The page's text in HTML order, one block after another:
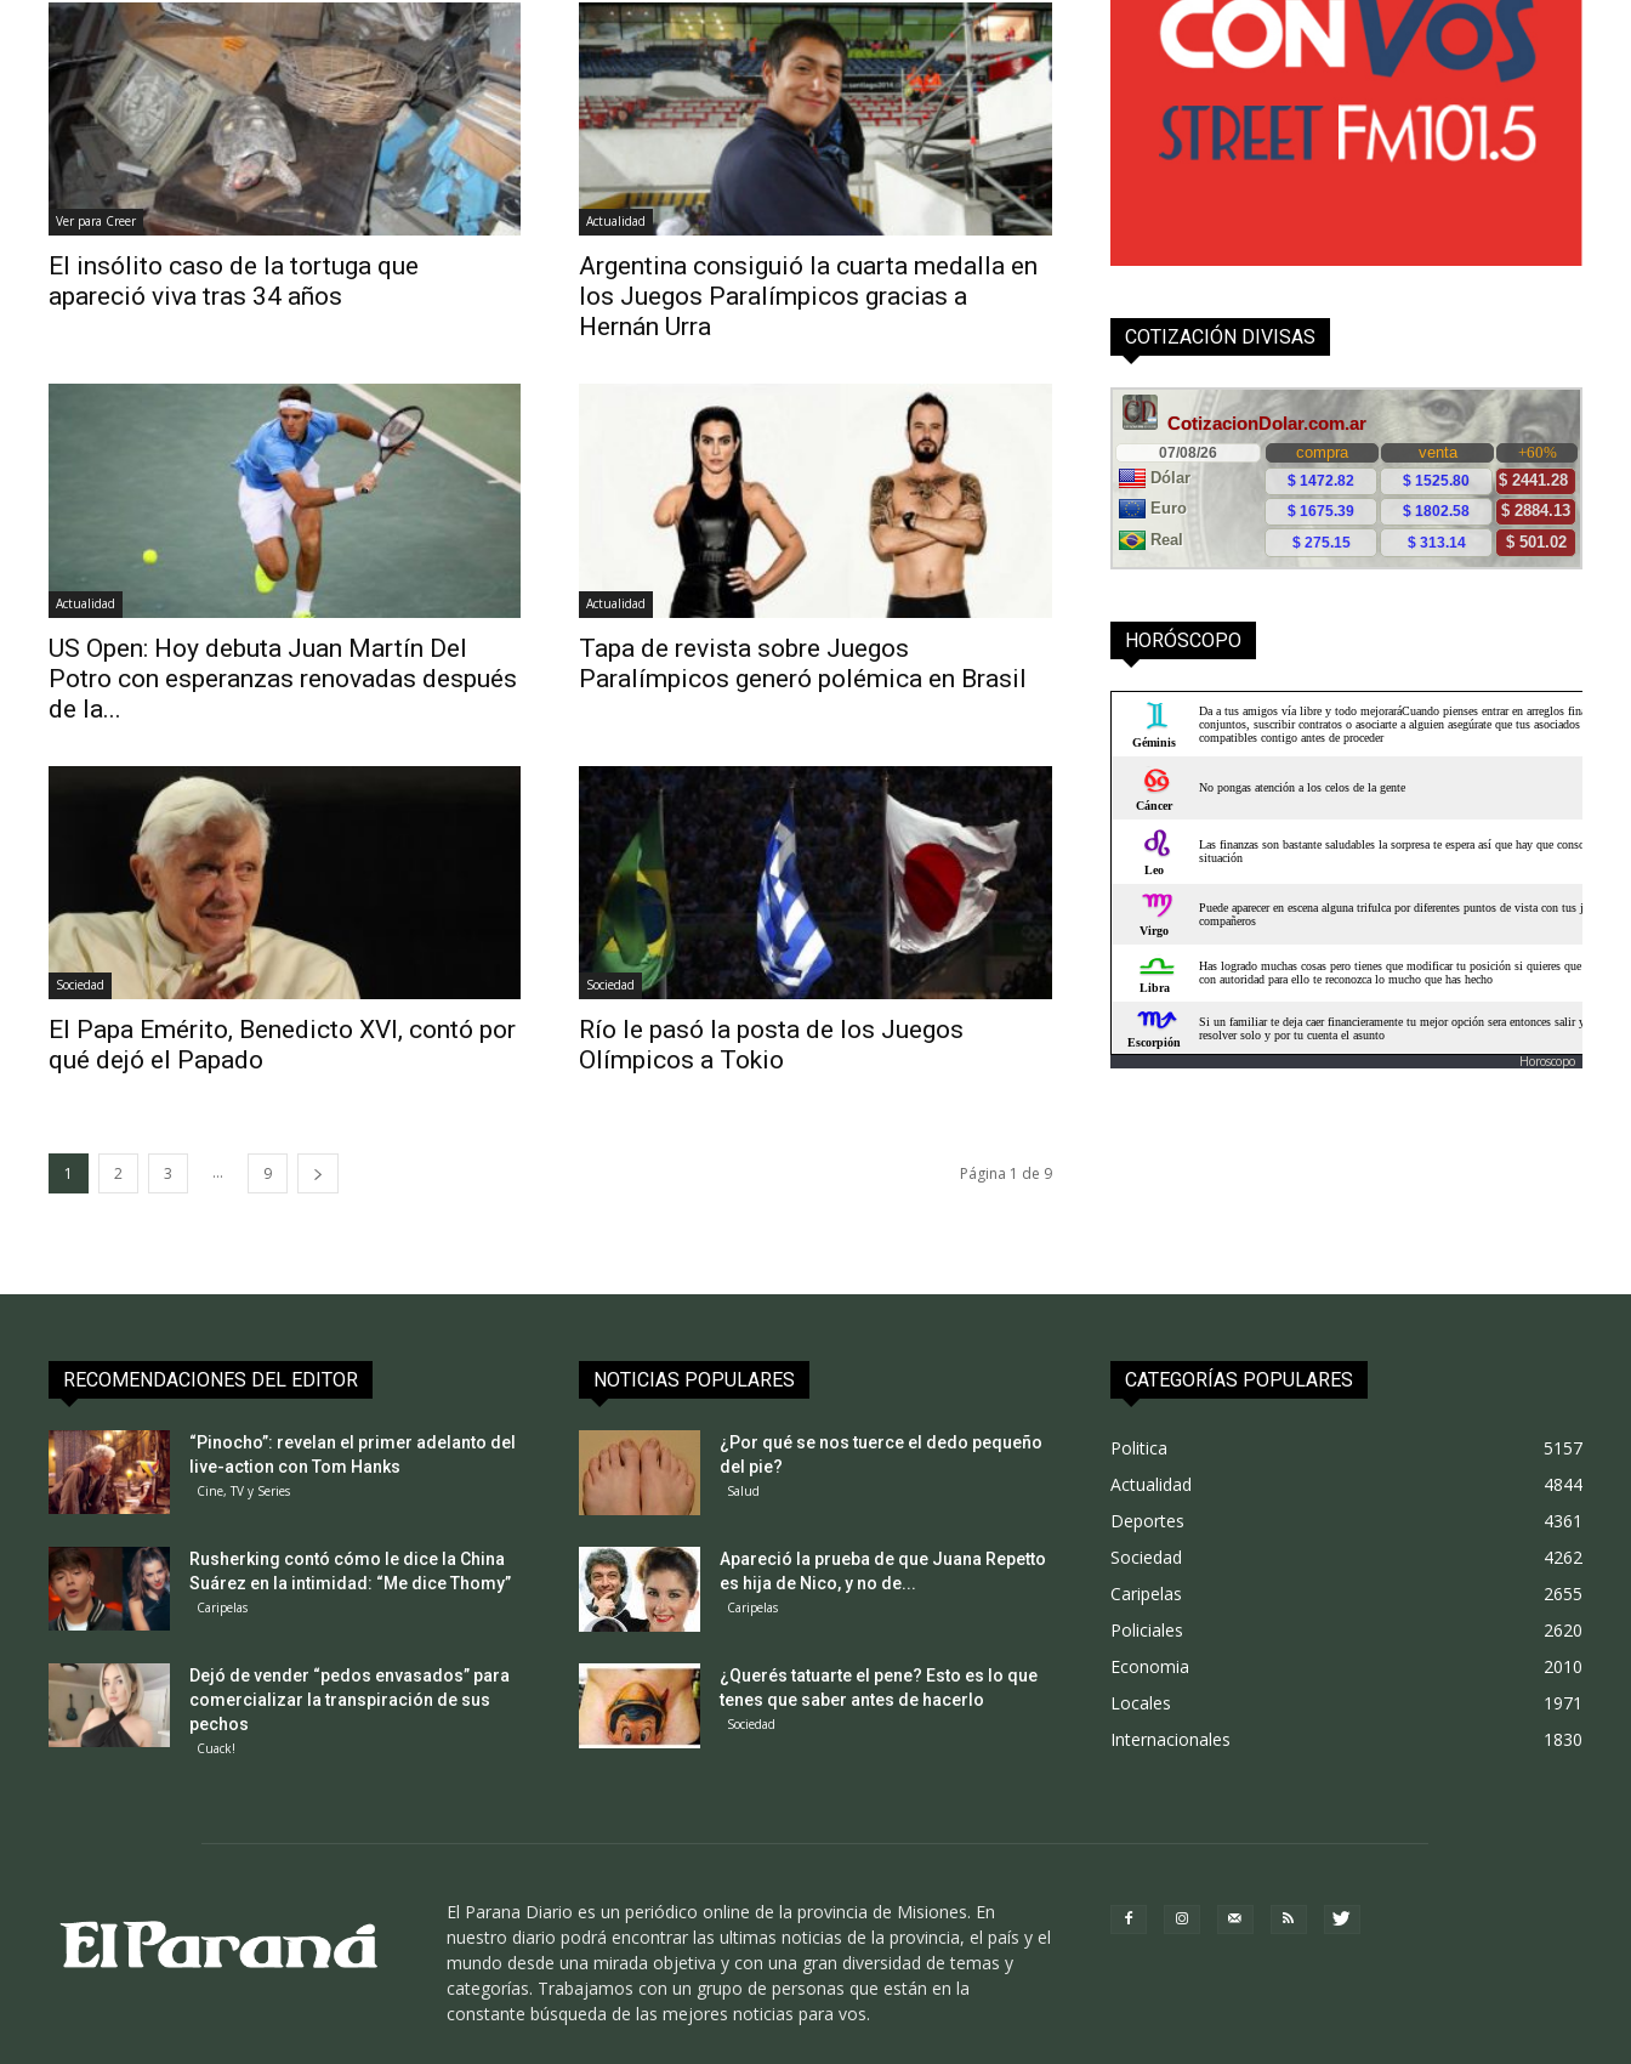
Ver para Creer
El insólito caso de la tortuga que
apareció viva tras 34 años
Actualidad
Argentina consiguió la cuarta medalla en
los Juegos Paralímpicos gracias a
Hernán Urra
Actualidad
US Open: Hoy debuta Juan Martín Del
Potro con esperanzas renovadas después
de la...
Actualidad
Tapa de revista sobre Juegos
Paralímpicos generó polémica en Brasil
Sociedad
El Papa Emérito, Benedicto XVI, contó por
qué dejó el Papado
Sociedad
Río le pasó la posta de los Juegos
Olímpicos a Tokio
1 2 3 ... 9 Página 1 de 9
COTIZACIÓN DIVISAS
HORÓSCOPO
Horoscopo
RECOMENDACIONES DEL EDITOR
“Pinocho”: revelan el primer adelanto del
live-action con Tom Hanks
Cine, TV y Series
Rusherking contó cómo le dice la China
Suárez en la intimidad: “Me dice Thomy”
Caripelas
Dejó de vender “pedos envasados” para
comercializar la transpiración de sus
pechos
Cuack!
NOTICIAS POPULARES
¿Por qué se nos tuerce el dedo pequeño
del pie?
Salud
Apareció la prueba de que Juana Repetto
es hija de Nico, y no de...
Caripelas
¿Querés tatuarte el pene? Esto es lo que
tenes que saber antes de hacerlo
Sociedad
CATEGORÍAS POPULARES
Politica
5157
Actualidad
4844
Deportes
4361
Sociedad
4262
Caripelas
2655
Policiales
2620
Economia
2010
Locales
1971
Internacionales
1830
El Parana Diario es un periódico online de la provincia de Misiones. En
nuestro diario podrá encontrar las ultimas noticias de la provincia, el país y el
mundo desde una mirada objetiva y con una gran diversidad de temas y
categorías. Trabajamos con un grupo de personas que están en la
constante búsqueda de las mejores noticias para vos.